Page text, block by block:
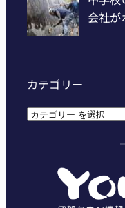
カテゴリー
カ